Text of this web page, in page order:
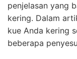
penjelasan yang
kering. Dalam
kue Anda kering
beberapa